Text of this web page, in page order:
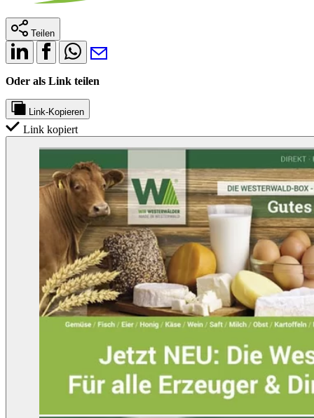
Teilen
Oder als Link teilen
Link-Kopieren
Link kopiert